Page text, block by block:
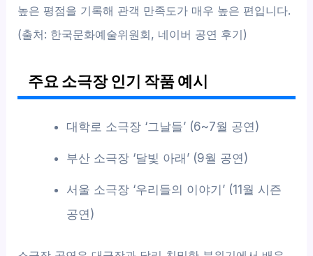
높은 평점을 기록해 관객 만족도가 매우 높은 편입니다.
(출처: 한국문화예술위원회, 네이버 공연 후기)
주요 소극장 인기 작품 예시
대학로 소극장 ‘그날들’ (6~7월 공연)
부산 소극장 ‘달빛 아래’ (9월 공연)
서울 소극장 ‘우리들의 이야기’ (11월 시즌
공연)